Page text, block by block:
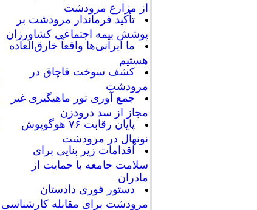
از مزارع مرودشت
تأکید فرماندار مرودشت بر
پوشش بیمه اجتماعی کشاورزان
ما ایرانی‌ها واقعاً خارق‌العاده
هستیم
کشف سوخت قاچاق در
مرودشت
جمع آوری تور ماهیگیری غیر
مجاز از سد درودزن
پایان رقابت‌ ۷۶ هوگوپوش
نونهال در مرودشت
اقدامات زیر بنایی برای
سلامت جامعه با حمایت از
مادران
دستور فوری دادستان
مرودشت برای مقابله کارشناسی